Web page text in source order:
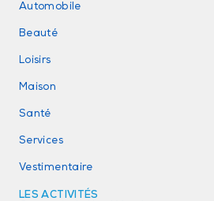
Automobile
Beauté
Loisirs
Maison
Santé
Services
Vestimentaire
LES ACTIVITÉS